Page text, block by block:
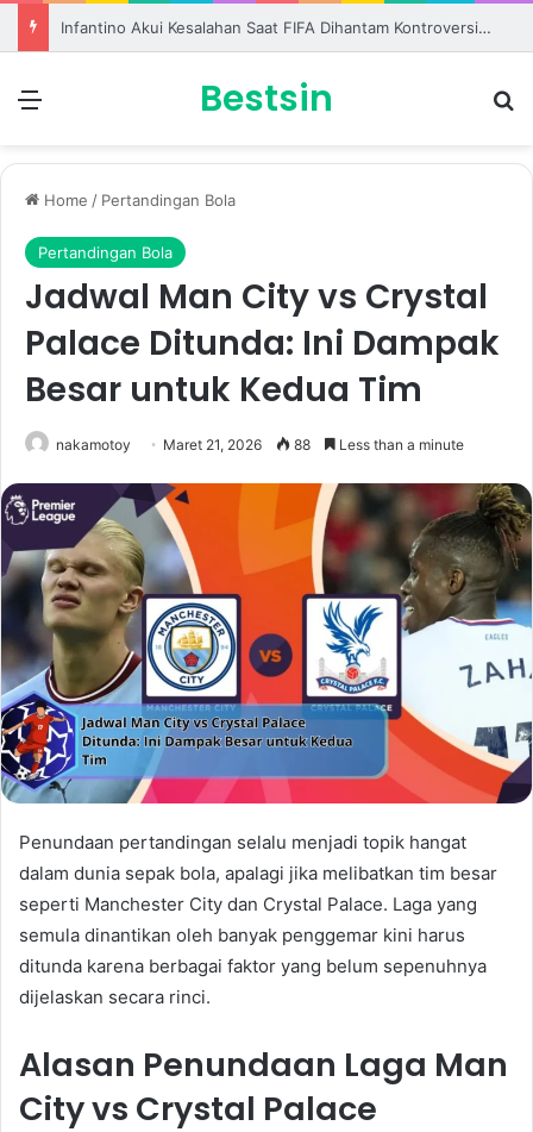
Mohamed Salah Langsung Kenakan Nomor 10 Setelah Gabung Trabzonspor
Bestsin
Home / Pertandingan Bola
Pertandingan Bola
Jadwal Man City vs Crystal
Palace Ditunda: Ini Dampak
Besar untuk Kedua Tim
nakamotoy Maret 21, 2026 88 Less than a minute
Penundaan pertandingan selalu menjadi topik hangat
dalam dunia sepak bola, apalagi jika melibatkan tim besar
seperti Manchester City dan Crystal Palace. Laga yang
semula dinantikan oleh banyak penggemar kini harus
ditunda karena berbagai faktor yang belum sepenuhnya
dijelaskan secara rinci.
Alasan Penundaan Laga Man
City vs Crystal Palace